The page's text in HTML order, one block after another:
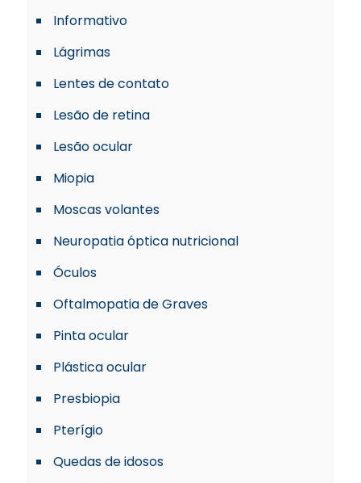
Informativo
Lágrimas
Lentes de contato
Lesão de retina
Lesão ocular
Miopia
Moscas volantes
Neuropatia óptica nutricional
Óculos
Oftalmopatia de Graves
Pinta ocular
Plástica ocular
Presbiopia
Pterígio
Quedas de idosos